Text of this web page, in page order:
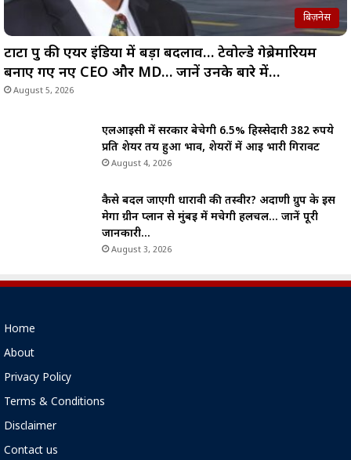
बिज़नेस
टाटा ग्रुप की एयर इंडिया में बड़ा बदलाव… टेवोल्डे गेब्रेमारियम
बनाए गए नए CEO और MD… जानें उनके बारे में…
August 5, 2026
एलआईसी में सरकार बेचेगी 6.5% हिस्सेदारी 382 रुपये
प्रति शेयर तय हुआ भाव, शेयरों में आई भारी गिरावट
August 4, 2026
कैसे बदल जाएगी धारावी की तस्वीर? अदाणी ग्रुप के इस
मेगा ग्रीन प्लान से मुंबई में मचेगी हलचल… जानें पूरी
जानकारी…
August 3, 2026
Home
About
Privacy Policy
Terms & Conditions
Disclaimer
Contact us